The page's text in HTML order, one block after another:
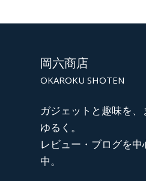
岡六商店
OKAROKU SHOTEN
ガジェットと趣味を、
ゆるく。
レビュー・ブログを中
中。